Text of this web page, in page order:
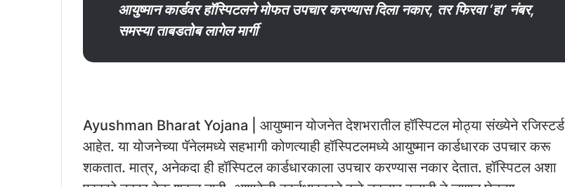
आयुष्मान कार्डवर हॉस्पिटलने मोफत उपचार करण्यास दिला नकार, तर फिरवा ‘हा’ नंबर,
समस्‍या ताबडतोब लागेल मार्गी
Ayushman Bharat Yojana | आयुष्‍मान योजनेत देशभरातील हॉस्पिटल मोठ्या संख्येने रजिस्टर्ड
आहेत. या योजनेच्या पॅनेलमध्ये सहभागी कोणत्याही हॉस्पिटलमध्ये आयुष्‍मान कार्डधारक उपचार करू
शकतात. मात्र, अनेकदा ही हॉस्पिटल कार्डधारकाला उपचार करण्यास नकार देतात. हॉस्पिटल अशा